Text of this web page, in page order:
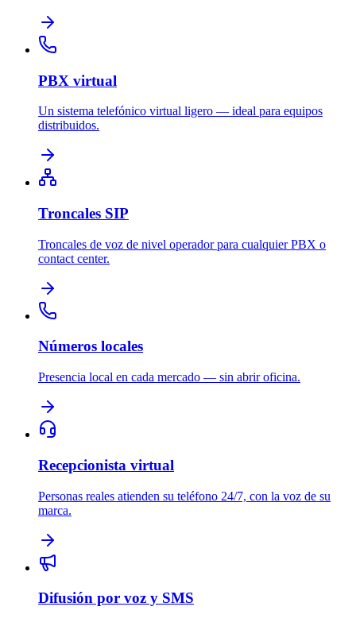
PBX virtual
Un sistema telefónico virtual ligero — ideal para equipos
distribuidos.
Troncales SIP
Troncales de voz de nivel operador para cualquier PBX o
contact center.
Números locales
Presencia local en cada mercado — sin abrir oficina.
Recepcionista virtual
Personas reales atienden su teléfono 24/7, con la voz de su
marca.
Difusión por voz y SMS